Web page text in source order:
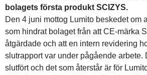
bolagets första produkt SCIZYS.
Den 4 juni mottog Lumito beskedet om
som hindrat bolaget från att CE-märka
åtgärdade och att en intern revidering
slutrapport var under pågående arbete.
slutfört och det som återstår är för